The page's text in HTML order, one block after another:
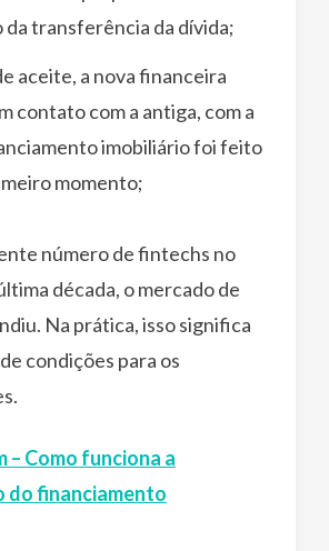
da transferência da dívida;
aceite, a nova financeira
contato com a antiga, com a
imobiliário foi feito
momento;
número de fintechs no
década, o mercado de
Na prática, isso significa
condições para os
– Como funciona a
do financiamento